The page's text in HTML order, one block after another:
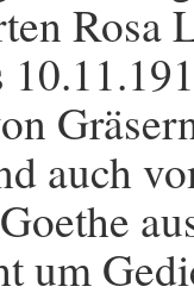
Rosa
auch
um